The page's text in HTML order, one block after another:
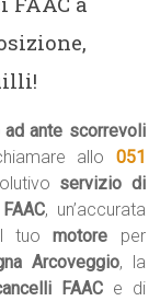
ad ante scorrevoli
allo 051
servizio di
, un’accurata
tuomotore per
Arcoveggio, la
FAACe di